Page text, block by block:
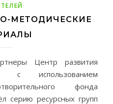
МЕТОДИЧЕСКИЕ
Центр развития
с использованием
фонда
серию ресурсных групп